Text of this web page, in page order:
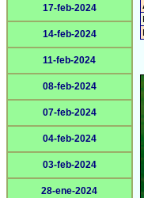
17-feb-2024
14-feb-2024
11-feb-2024
08-feb-2024
07-feb-2024
04-feb-2024
03-feb-2024
28-ene-2024